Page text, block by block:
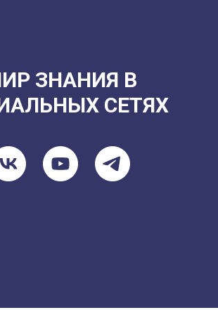
ЗНАНИЯ В
СЕТЯХ